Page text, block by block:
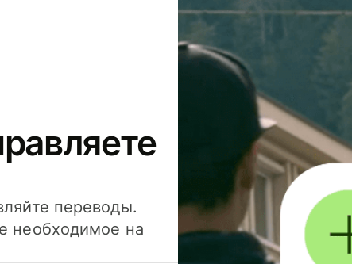
переводы.
необходимое на